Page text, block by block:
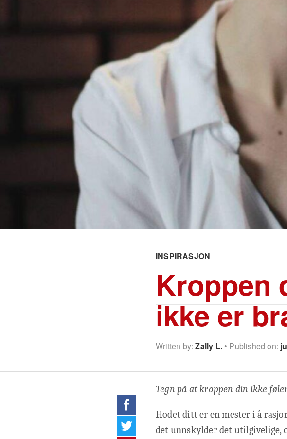
INSPIRASJON
Kroppen
ikke er
Written by:Zally L. Published on:
Tegn på at kroppen din ikke
Hodet ditt er en mester i å
det unnskylder det utilgivelige,